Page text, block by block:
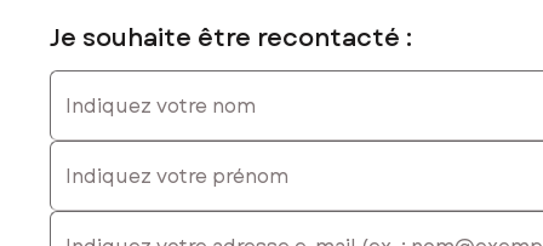
Je souhaite être recontacté :
Indiquez votre nom
Indiquez votre prénom
E-mail